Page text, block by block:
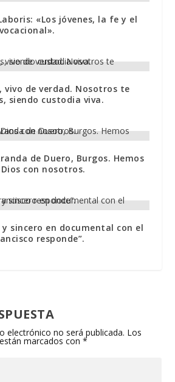
«Los jóvenes, la fe y el
vivo de verdad. Nosotros te
siendo custodia viva.
de Duero, Burgos. Hemos
con nosotros.
sincero en documental con el
responde”.
electrónico no será publicada. Los
marcados con*